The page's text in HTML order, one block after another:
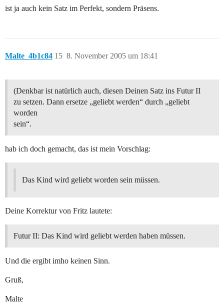
ist ja auch kein Satz im Perfekt, sondern Präsens.
Malte_4b1c84 8. November 2005 um 18:41
15
(Denkbar ist natürlich auch, diesen Deinen Satz ins Futur II
zu setzen. Dann ersetze „geliebt werden“ durch „geliebt
worden
sein“.
hab ich doch gemacht, das ist mein Vorschlag:
Das Kind wird geliebt worden sein müssen.
Deine Korrektur von Fritz lautete:
Futur II: Das Kind wird geliebt werden haben müssen.
Und die ergibt imho keinen Sinn.
Gruß,
Malte